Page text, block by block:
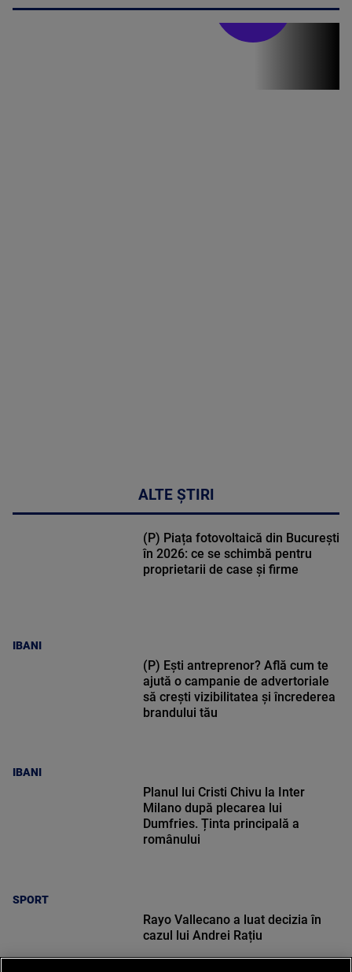
Stirile PRO TV
ALTE ȘTIRI
IBANI
(P) Piața fotovoltaică din București
în 2026: ce se schimbă pentru
proprietarii de case și firme
IBANI
(P) Ești antreprenor? Află cum te
ajută o campanie de advertoriale
să crești vizibilitatea și încrederea
brandului tău
SPORT
Planul lui Cristi Chivu la Inter
Milano după plecarea lui
Dumfries. Ținta principală a
românului
Rayo Vallecano a luat decizia în
cazul lui Andrei Rațiu